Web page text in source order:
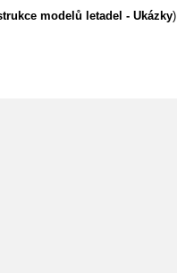
modelů letadel - Ukázky)